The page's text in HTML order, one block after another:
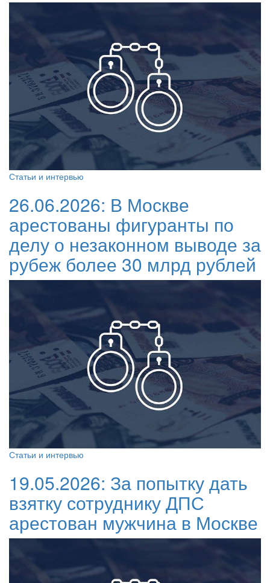
Статьи и интервью
26.06.2026: В Москве
арестованы фигуранты по
делу о незаконном выводе за
рубеж более 30 млрд рублей
Статьи и интервью
19.05.2026: За попытку дать
взятку сотруднику ДПС
арестован мужчина в Москве